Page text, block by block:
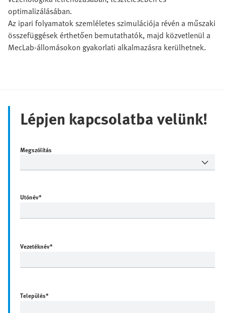
optimalizálásában.
Az ipari folyamatok szemléletes szimulációja révén a műszaki
összefüggések érthetően bemutathatók, majd közvetlenül a
MecLab-állomásokon gyakorlati alkalmazásra kerülhetnek.
Lépjen kapcsolatba velünk!
Megszólítás
Utónév*
Vezetéknév*
Település*